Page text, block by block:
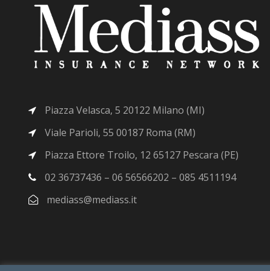
Piazza Velasca, 5 20122 Milano (MI)
Viale Parioli, 55 00187 Roma (RM)
Piazza Ettore Troilo, 12 65127 Pescara (PE)
02 36737436 – 06 56566202 – 085 4511194
mediass@mediass.it